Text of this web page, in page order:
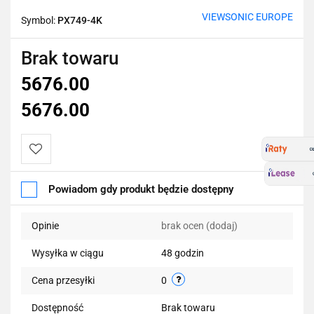
Symbol: PX749-4K VIEWSONIC EUROPE
Brak towaru
5676.00
5676.00
Do
przechowalni
Powiadom gdy produkt będzie dostępny
Opinie brak ocen (dodaj)
Wysyłka w ciągu 48 godzin
Cena przesyłki 0
Dostępność Brak towaru